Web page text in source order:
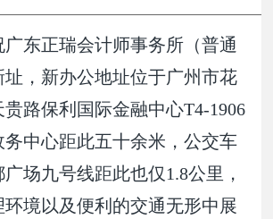
广东正瑞会计师事务所（普通
，新办公地址位于广州市花
路保利国际金融中心T4-1906
务中心距此五十余米，公交车
场九号线距此也仅1.8公里，
境以及便利的交通无形中展